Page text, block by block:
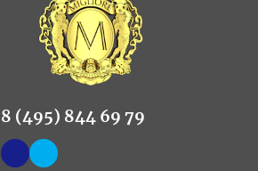
8 (495) 844 69 79